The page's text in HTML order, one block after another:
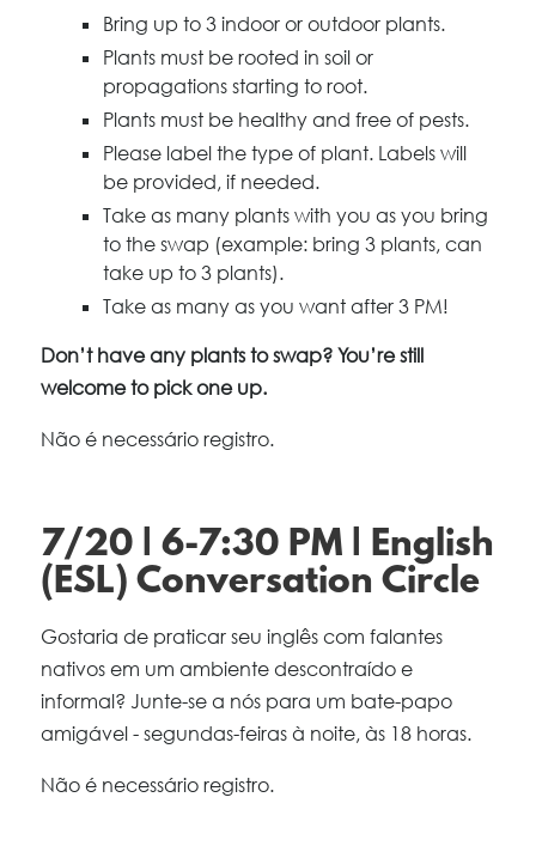
Bring up to 3 indoor or outdoor plants.
Plants must be rooted in soil or
propagations starting to root.
Plants must be healthy and free of pests.
Please label the type of plant. Labels will
be provided, if needed.
Take as many plants with you as you bring
to the swap (example: bring 3 plants, can
take up to 3 plants).
Take as many as you want after 3 PM!
Don’t have any plants to swap? You’re still
welcome to pick one up.
Não é necessário registro.
7/20 | 6-7:30 PM | English
(ESL) Conversation Circle
Gostaria de praticar seu inglês com falantes
nativos em um ambiente descontraído e
informal? Junte-se a nós para um bate-papo
amigável - segundas-feiras à noite, às 18 horas.
Não é necessário registro.